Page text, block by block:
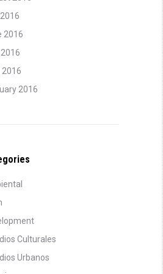
2016
2016
Culturales
Urbanos